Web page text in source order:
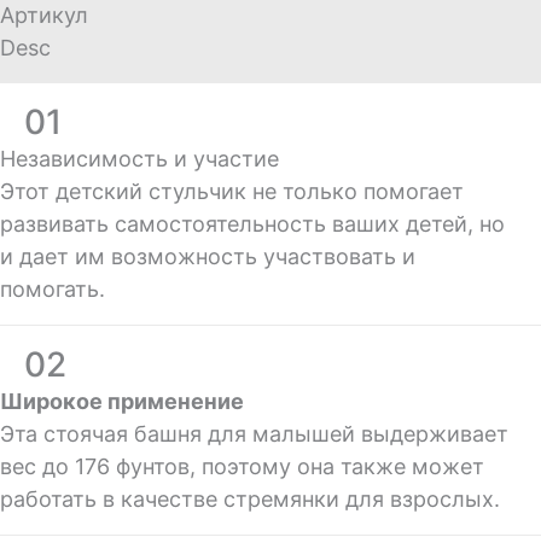
Артикул
Desc
01
Независимость и участие
Этот детский стульчик не только помогает
развивать самостоятельность ваших детей, но
и дает им возможность участвовать и
помогать.
02
Широкое применение
Эта стоячая башня для малышей выдерживает
вес до 176 фунтов, поэтому она также может
работать в качестве стремянки для взрослых.